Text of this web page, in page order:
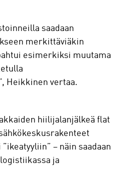
saadaan
merkittäviäkin
esimerkiksi muutama
Heikkinen vertaa.
hiilijalanjälkeä flat
– näin saadaan
ja